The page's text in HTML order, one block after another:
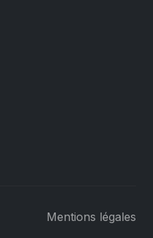
Mentions légales